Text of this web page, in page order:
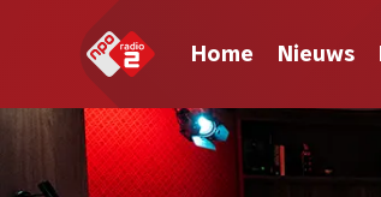
Home Nieuws